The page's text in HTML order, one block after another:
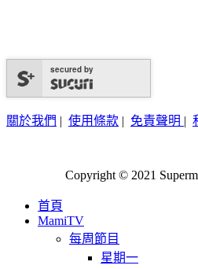
secured by
關於我們 | 使用條款 | 免責聲明 |
Copyright © 2021
首頁
MamiTV
每周節目
星期一